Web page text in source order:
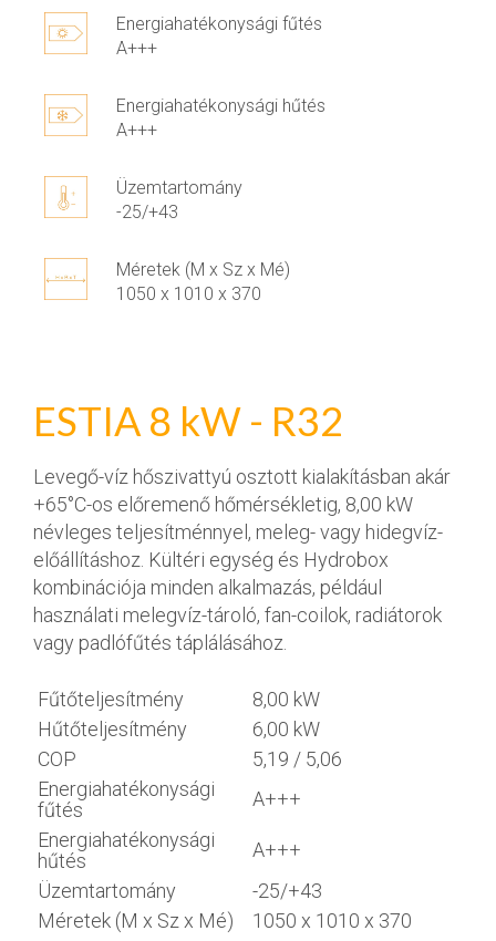
Energiahatékonysági fűtés
A+++
Energiahatékonysági hűtés
A+++
Üzemtartomány
-25/+43
Méretek (M x Sz x Mé)
1050 x 1010 x 370
ESTIA 8 kW - R32
Levegő-víz hőszivattyú osztott kialakításban akár
+65°C-os előremenő hőmérsékletig, 8,00 kW
névleges teljesítménnyel, meleg- vagy hidegvíz-
előállításhoz. Kültéri egység és Hydrobox
kombinációja minden alkalmazás, például
használati melegvíz-tároló, fan-coilok, radiátorok
vagy padlófűtés táplálásához.
Fűtőteljesítmény
8,00 kW
Hűtőteljesítmény
6,00 kW
COP
5,19 / 5,06
Energiahatékonysági
fűtés
A+++
Energiahatékonysági
hűtés
A+++
Üzemtartomány
-25/+43
Méretek (M x Sz x Mé)
1050 x 1010 x 370